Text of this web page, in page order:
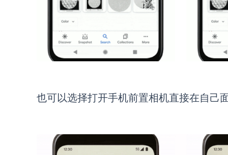
也可以选择打开手机前置相机直接在自己